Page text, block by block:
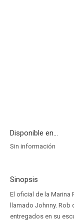
Disponible en...
Sin información
Sinopsis
El oficial de la Marina
llamado Johnny.
entregados en su